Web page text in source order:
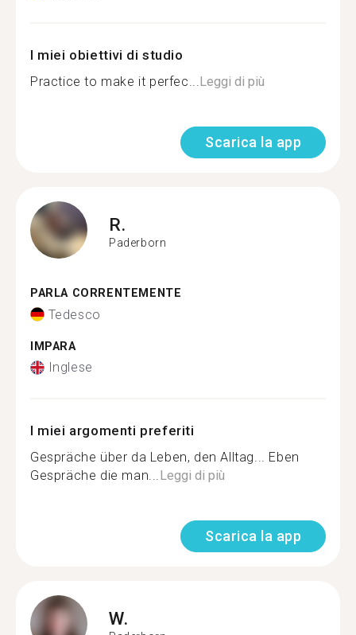
I miei obiettivi di studio
Practice to make it perfec...Leggi di più
Scarica la app
R.
Paderborn
PARLA CORRENTEMENTE
Tedesco
IMPARA
Inglese
I miei argomenti preferiti
Gespräche über da Leben, den Alltag... Eben
Gespräche die man...Leggi di più
Scarica la app
W.